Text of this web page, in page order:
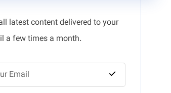
latest content delivered to your
a few times a month.